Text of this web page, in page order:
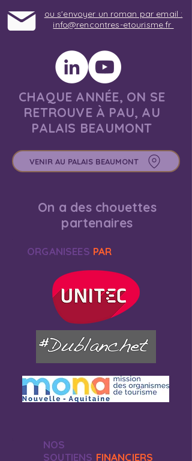
ou s'envoyer un roman par email :
info@rencontres-etourisme.fr
CHAQUE ANNÉE, ON SE
RETROUVE À PAU, AU
PALAIS BEAUMONT
VENIR AU PALAIS BEAUMONT
On a des chouettes
partenaires
ORGANISEES PAR
NOS
SOUTIENS FINANCIERS